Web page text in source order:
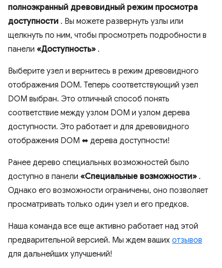
полноэкранный древовидный режим просмотра
доступности . Вы можете развернуть узлы или
щелкнуть по ним, чтобы просмотреть подробности в
панели «Доступность» .
Выберите узел и вернитесь в режим древовидного
отображения DOM. Теперь соответствующий узел
DOM выбран. Это отличный способ понять
соответствие между узлом DOM и узлом дерева
доступности. Это работает и для древовидного
отображения DOM ⬌ дерева доступности!
Ранее дерево специальных возможностей было
доступно в панели «Специальные возможности» .
Однако его возможности ограничены, оно позволяет
просматривать только один узел и его предков.
Наша команда все еще активно работает над этой
предварительной версией. Мы ждем ваших отзывов
для дальнейших улучшений!